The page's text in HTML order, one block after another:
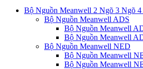
Bộ Nguồn Meanwell 2 Ngõ 3 Ngõ
Bộ Nguồn Meanwell ADS
Bộ Nguồn Meanwell
Bộ Nguồn Meanwell
Bộ Nguồn Meanwell NED
Bộ Nguồn Meanwell
Bộ Nguồn Meanwell